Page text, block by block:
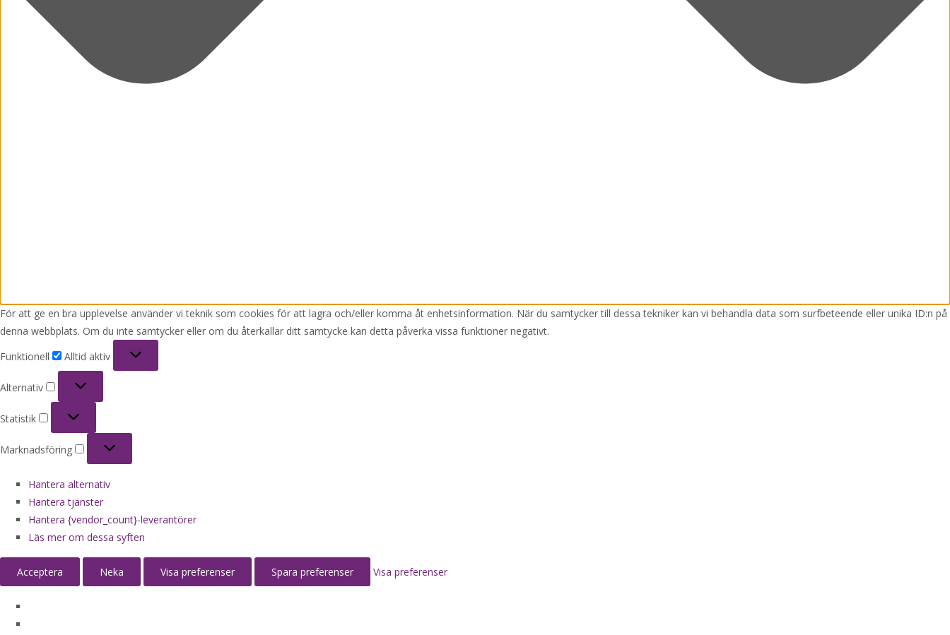
För att ge en bra upplevelse använder vi teknik som cookies för att lagra och/eller komma åt enhetsinformation. När du samtycker till dessa tekniker kan vi behandla data som surfbeteende eller unika ID:n på
denna webbplats. Om du inte samtycker eller om du återkallar ditt samtycke kan detta påverka vissa funktioner negativt.
Funktionell
Alltid aktiv
Alternativ
Statistik
Marknadsföring
Hantera alternativ
Hantera tjänster
Hantera {vendor_count}-leverantörer
Läs mer om dessa syften
Acceptera Neka Visa preferenser Spara preferenser Visa preferenser